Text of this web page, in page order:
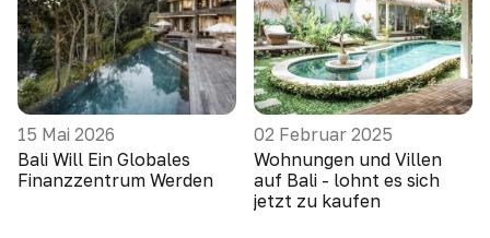
15 Mai 2026
Bali Will Ein Globales
Finanzzentrum Werden
02 Februar 2025
Wohnungen und Villen
auf Bali - lohnt es sich
jetzt zu kaufen